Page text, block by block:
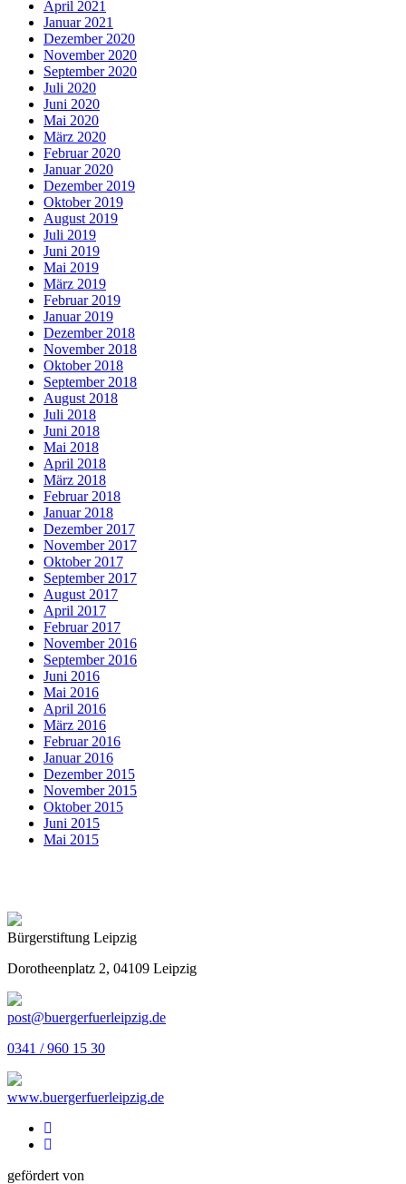
April 2021
Januar 2021
Dezember 2020
November 2020
September 2020
Juli 2020
Juni 2020
Mai 2020
März 2020
Februar 2020
Januar 2020
Dezember 2019
Oktober 2019
August 2019
Juli 2019
Juni 2019
Mai 2019
März 2019
Februar 2019
Januar 2019
Dezember 2018
November 2018
Oktober 2018
September 2018
August 2018
Juli 2018
Juni 2018
Mai 2018
April 2018
März 2018
Februar 2018
Januar 2018
Dezember 2017
November 2017
Oktober 2017
September 2017
August 2017
April 2017
Februar 2017
November 2016
September 2016
Juni 2016
Mai 2016
April 2016
März 2016
Februar 2016
Januar 2016
Dezember 2015
November 2015
Oktober 2015
Juni 2015
Mai 2015
Bürgerstiftung Leipzig
Dorotheenplatz 2, 04109 Leipzig
post@buergerfuerleipzig.de
0341 / 960 15 30
www.buergerfuerleipzig.de
gefördert von